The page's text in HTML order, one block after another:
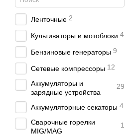
Ленточные 2
Культиваторы и мотоблоки 4
Бензиновые генераторы 9
Сетевые компрессоры 12
Аккумуляторы и
зарядные устройства
29
Аккумуляторные секаторы 4
Сварочные горелки
MIG/MAG
1